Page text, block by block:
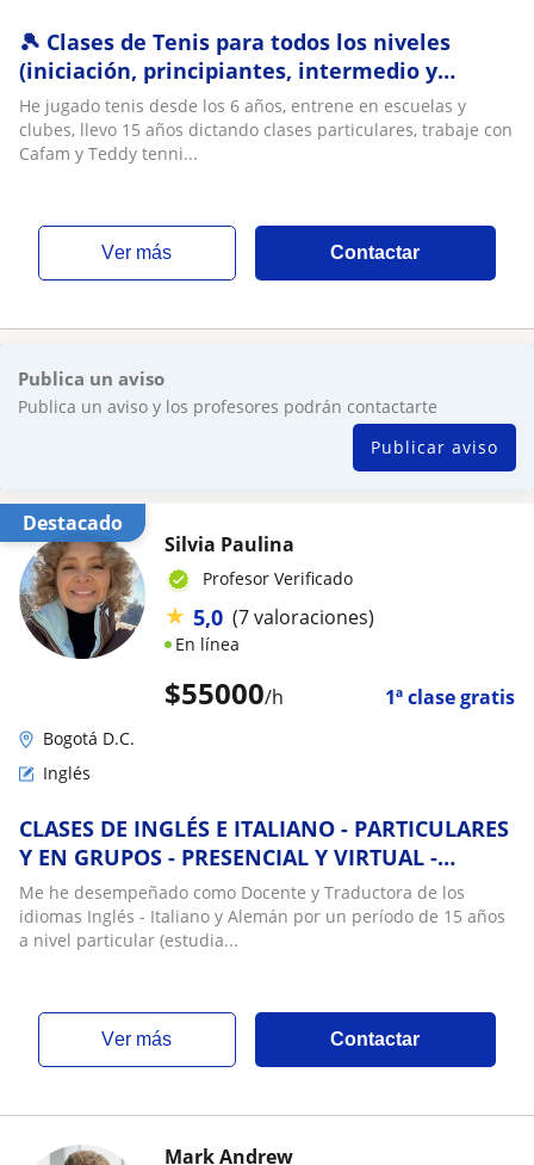
🎾 Clases de Tenis para todos los niveles
(iniciación, principiantes, intermedio y
avanzado) y para todas las edades
He jugado tenis desde los 6 años, entrene en escuelas y
clubes, llevo 15 años dictando clases particulares, trabaje con
Cafam y Teddy tenni...
ver más Contactar
Publica un aviso
Publica un aviso y los profesores podrán contactarte
Publicar aviso
Destacado
$55000/h 1ª clase gratis
Silvia Paulina
Profesor Verificado
★ 5,0 (7 valoraciones)
En línea
Bogotá D.C.
Inglés
CLASES DE INGLÉS E ITALIANO - PARTICULARES
Y EN GRUPOS - PRESENCIAL Y VIRTUAL -
JÓVENES Y ADULTOS
Me he desempeñado como Docente y Traductora de los
idiomas Inglés - Italiano y Alemán por un período de 15 años
a nivel particular (estudia...
ver más Contactar
Mark Andrew